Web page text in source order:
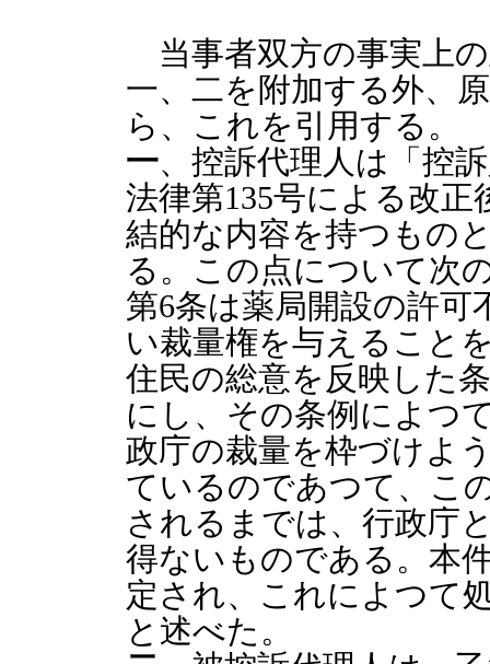
当事者双方の事実上
一、二を附加する外、
ら、これを引用する。
一、控訴代理人は「控
法律第135号による改正
結的な内容を持つもの
る。この点について次
第6条は薬局開設の許
い裁量権を与えること
住民の総意を反映した
にし、その条例によつ
政庁の裁量を枠づけよ
ているのであつて、こ
されるまでは、行政庁
得ないものである。本
定され、これによつて
と述べた。